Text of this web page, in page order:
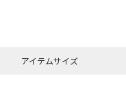
アイテムサイズ